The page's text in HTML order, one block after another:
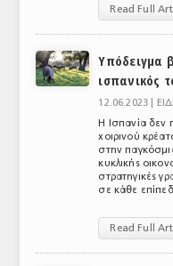
ΕΜΠΟΡΙΚΟΣ ΚΑΤΑΛΟΓΟΣ
ΠΑΡΑΓΩΓΗ & ΕΜΠΟΡΙΑ
Read Full
Υπόδειγμα
ισπανικός
12.06.2023 |
Η Ισπανία δεν
χοιρινού
στην
κυκλικής
στρατηγικές
σε κάθε
Read Full